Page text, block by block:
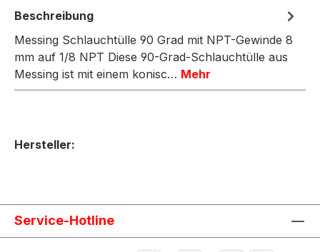
Beschreibung
Messing Schlauchtülle 90 Grad mit NPT-Gewinde 8
mm auf 1/8 NPT Diese 90-Grad-Schlauchtülle aus
Messing ist mit einem konisc… Mehr
Hersteller:
Service-Hotline